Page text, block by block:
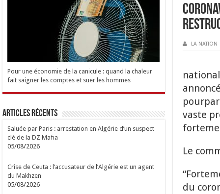
LA NATION
vaste
Le
du
Pour une économie de la canicule : quand la chaleur
fait saigner les comptes et suer les hommes
Articles Récents
Saluée par Paris : arrestation en Algérie d’un suspect
clé de la DZ Mafia
05/08/2026
Crise de Ceuta : l’accusateur de l’Algérie est un agent
du Makhzen
05/08/2026